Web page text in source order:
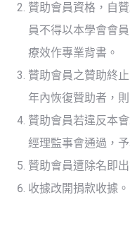
贊助會員資格，自
員不得以本學會會
療效作專業背書。
贊助會員之贊助終
年內恢復贊助者，
贊助會員若違反本
經理監事會通過，予
贊助會員遭除名即出
收據改開捐款收據。